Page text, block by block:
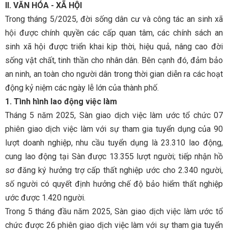
II. VĂN HÓA - XÃ HỘI
Trong tháng 5/2025, đời sống dân cư và công tác an sinh xã
hội được chính quyền các cấp quan tâm, các chính sách an
sinh xã hội được triển khai kịp thời, hiệu quả, nâng cao đời
sống vật chất, tinh thần cho nhân dân. Bên cạnh đó, đảm bảo
an ninh, an toàn cho người dân trong thời gian diễn ra các hoạt
động kỷ niệm các ngày lễ lớn của thành phố.
1. Tình hình lao động việc làm
Tháng 5 năm 2025, Sàn giao dịch việc làm ước tổ chức 07
phiên giao dịch việc làm với sự tham gia tuyển dụng của 90
lượt doanh nghiệp, nhu cầu tuyển dụng là 23.310 lao động,
cung lao động tại Sàn được 13.355 lượt người; tiếp nhận hồ
sơ đăng ký hưởng trợ cấp thất nghiệp ước cho 2.340 người,
số người có quyết định hưởng chế độ bảo hiểm thất nghiệp
ước được 1.420 người.
Trong 5 tháng đầu năm 2025, Sàn giao dịch việc làm ước tổ
chức được 26 phiên giao dịch việc làm với sự tham gia tuyển